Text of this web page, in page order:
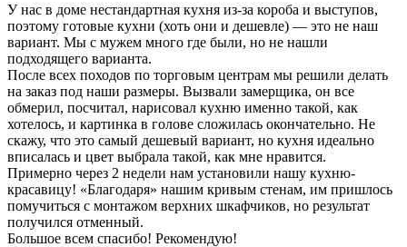
У нас в доме нестандартная кухня из-за короба и выступов,
поэтому готовые кухни (хоть они и дешевле) — это не наш
вариант. Мы с мужем много где были, но не нашли
подходящего варианта.
После всех походов по торговым центрам мы решили делать
на заказ под наши размеры. Вызвали замерщика, он все
обмерил, посчитал, нарисовал кухню именно такой, как
хотелось, и картинка в голове сложилась окончательно. Не
скажу, что это самый дешевый вариант, но кухня идеально
вписалась и цвет выбрала такой, как мне нравится.
Примерно через 2 недели нам установили нашу кухню-
красавицу! «Благодаря» нашим кривым стенам, им пришлось
помучиться с монтажом верхних шкафчиков, но результат
получился отменный.
Большое всем спасибо! Рекомендую!